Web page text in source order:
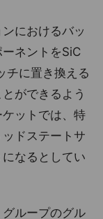
におけるバッ
ネントをSiC
チに置き換える
ができるよう
ットでは、特
ドステートサ
なるとしてい
ループのグル